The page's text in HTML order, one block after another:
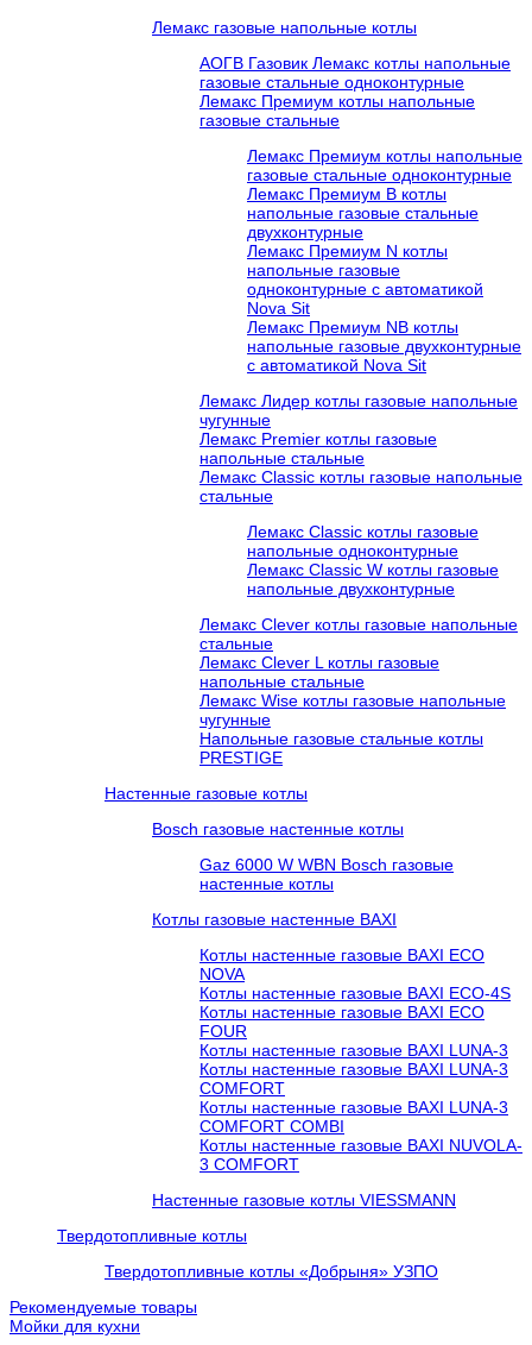
Лемакс газовые напольные котлы
АОГВ Газовик Лемакс котлы напольные
газовые стальные одноконтурные
Лемакс Премиум котлы напольные
газовые стальные
Лемакс Премиум котлы напольные
газовые стальные одноконтурные
Лемакс Премиум B котлы
напольные газовые стальные
двухконтурные
Лемакс Премиум N котлы
напольные газовые
одноконтурные c автоматикой
Nova Sit
Лемакс Премиум NB котлы
напольные газовые двухконтурные
c автоматикой Nova Sit
Лемакс Лидер котлы газовые напольные
чугунные
Лемакс Premier котлы газовые
напольные стальные
Лемакс Classic котлы газовые напольные
стальные
Лемакс Classic котлы газовые
напольные одноконтурные
Лемакс Classic W котлы газовые
напольные двухконтурные
Лемакс Clever котлы газовые напольные
стальные
Лемакс Clever L котлы газовые
напольные стальные
Лемакс Wise котлы газовые напольные
чугунные
Напольные газовые стальные котлы
PRESTIGE
Настенные газовые котлы
Bosch газовые настенные котлы
Gaz 6000 W WBN Bosch газовые
настенные котлы
Котлы газовые настенные BAXI
Котлы настенные газовые BAXI ECO
NOVA
Котлы настенные газовые BAXI ECO-4S
Котлы настенные газовые BAXI ECO
FOUR
Котлы настенные газовые BAXI LUNA-3
Котлы настенные газовые BAXI LUNA-3
COMFORT
Котлы настенные газовые BAXI LUNA-3
COMFORT COMBI
Котлы настенные газовые BAXI NUVOLA-
3 COMFORT
Настенные газовые котлы VIESSMANN
Твердотопливные котлы
Твердотопливные котлы «Добрыня» УЗПО
Рекомендуемые товары
Мойки для кухни